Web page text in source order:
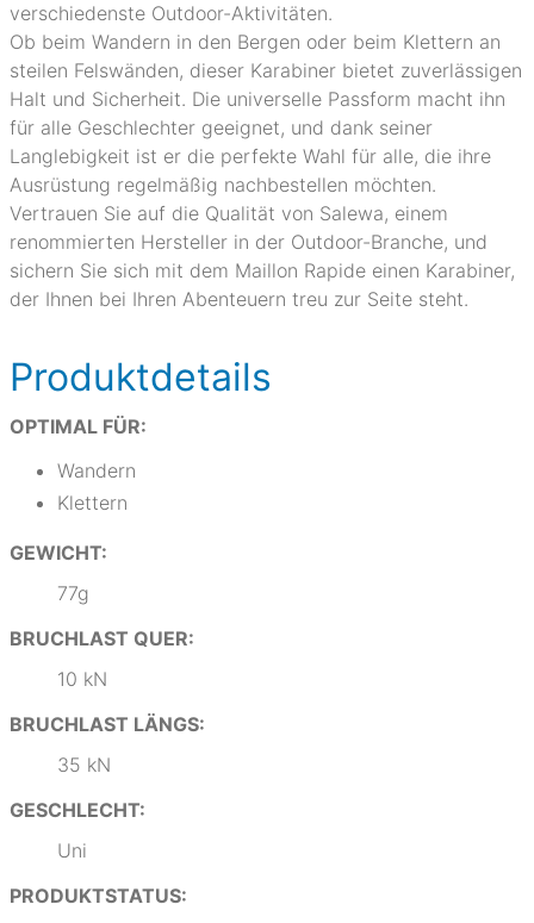
verschiedenste Outdoor-Aktivitäten.
Ob beim Wandern in den Bergen oder beim Klettern an
steilen Felswänden, dieser Karabiner bietet zuverlässigen
Halt und Sicherheit. Die universelle Passform macht ihn
für alle Geschlechter geeignet, und dank seiner
Langlebigkeit ist er die perfekte Wahl für alle, die ihre
Ausrüstung regelmäßig nachbestellen möchten.
Vertrauen Sie auf die Qualität von Salewa, einem
renommierten Hersteller in der Outdoor-Branche, und
sichern Sie sich mit dem Maillon Rapide einen Karabiner,
der Ihnen bei Ihren Abenteuern treu zur Seite steht.
Produktdetails
OPTIMAL FÜR:
Wandern
Klettern
GEWICHT:
77g
BRUCHLAST QUER:
10 kN
BRUCHLAST LÄNGS:
35 kN
GESCHLECHT:
Uni
PRODUKTSTATUS: